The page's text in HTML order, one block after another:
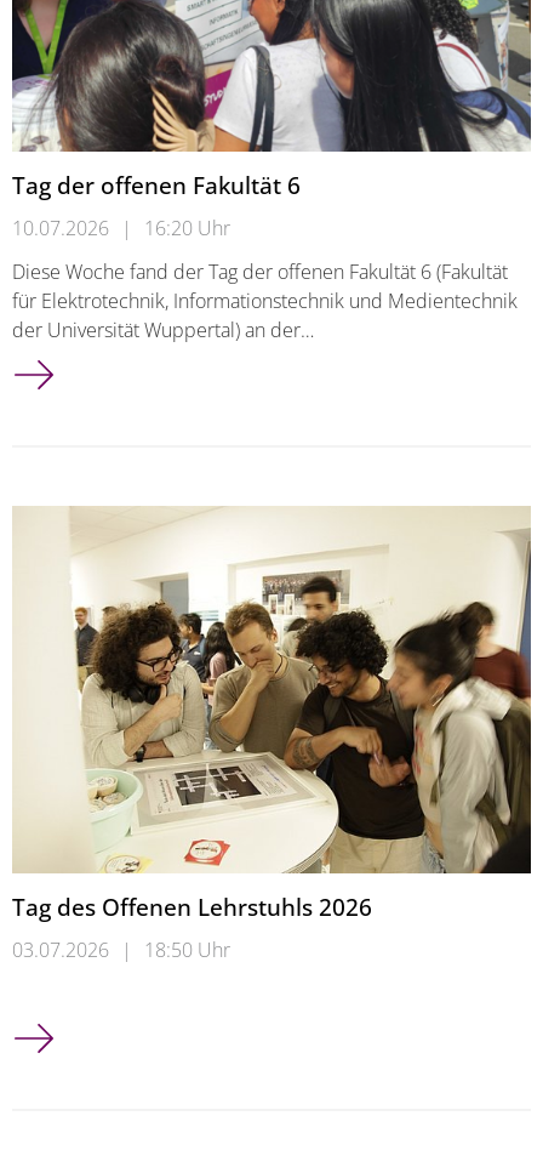
Tag der offenen Fakultät 6
10.07.2026 |
16:20 Uhr
Diese Woche fand der Tag der offenen Fakultät 6 (Fakultät
für Elektrotechnik, Informationstechnik und Medientechnik
der Universität Wuppertal) an der…
Tag der offenen Fakultät 6
Tag des Offenen Lehrstuhls 2026
03.07.2026 | 18:50 Uhr
Tag des Offenen Lehrstuhls 2026